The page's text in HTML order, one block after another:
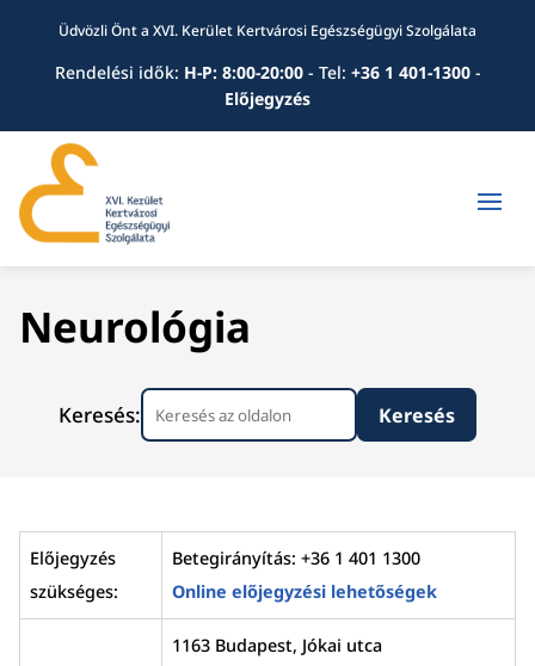
Üdvözli Önt a XVI. Kerület Kertvárosi Egészségügyi Szolgálata
Rendelési idők: H-P: 8:00-20:00 - Tel: +36 1 401-1300-
Előjegyzés
Neurológia
Keresés:
Előjegyzés
szükséges:
Betegirányítás: +36 1 401 1300
Online előjegyzési lehetőségek
1163 Budapest, Jókai utca